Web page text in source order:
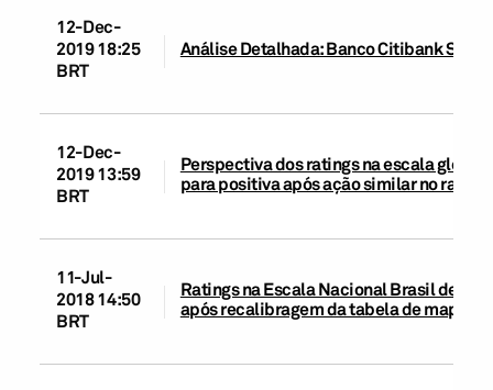
12-Dec-
2019 18:25
BRT
Análise Detalhada: Banco Citibank S.A.
12-Dec-
2019 13:59
BRT
Perspectiva dos ratings na escala
para positiva após ação similar no rating
11-Jul-
2018 14:50
BRT
Ratings na Escala Nacional Brasil de
após recalibragem da tabela de